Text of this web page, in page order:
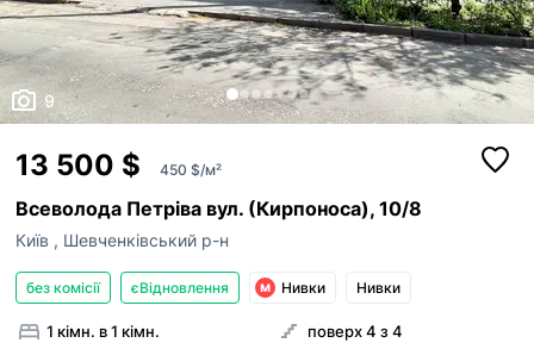
9
13 500 $ 450 $/м²
Всеволода Петріва вул. (Кирпоноса), 10/8
Київ , Шевченківський р-н
без комісії єВідновлення Нивки Нивки
1 кімн. в 1 кімн.
поверх 4 з 4